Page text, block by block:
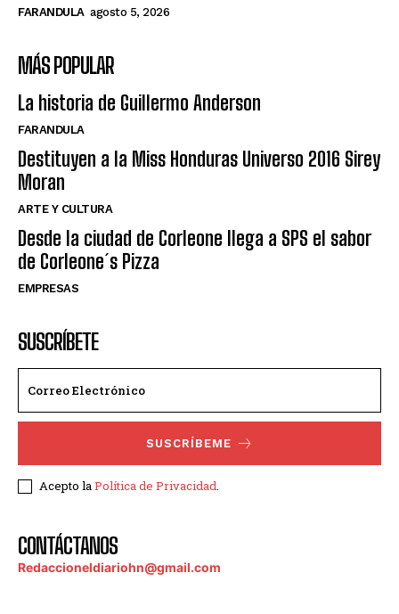
FARANDULA agosto 5, 2026
MÁS POPULAR
La historia de Guillermo Anderson
FARANDULA
Destituyen a la Miss Honduras Universo 2016 Sirey
Moran
ARTE Y CULTURA
Desde la ciudad de Corleone llega a SPS el sabor
de Corleone´s Pizza
EMPRESAS
SUSCRÍBETE
SUSCRÍBEME
Acepto laPolítica de Privacidad.
CONTÁCTANOS
Redaccioneldiariohn@gmail.com